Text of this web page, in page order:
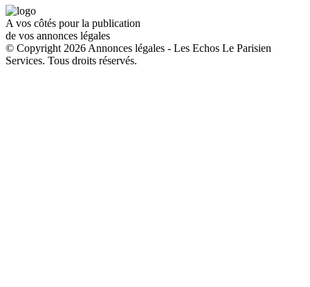
A vos côtés pour la publication
de vos annonces légales
© Copyright 2026 Annonces légales - Les Echos Le Parisien
Services. Tous droits réservés.